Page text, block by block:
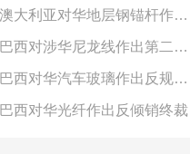
澳大利亚对华地层钢锚杆作出双反初裁
巴西对涉华尼龙线作出第二次反倾销日落复审终裁
巴西对华汽车玻璃作出反规避终裁
巴西对华光纤作出反倾销终裁